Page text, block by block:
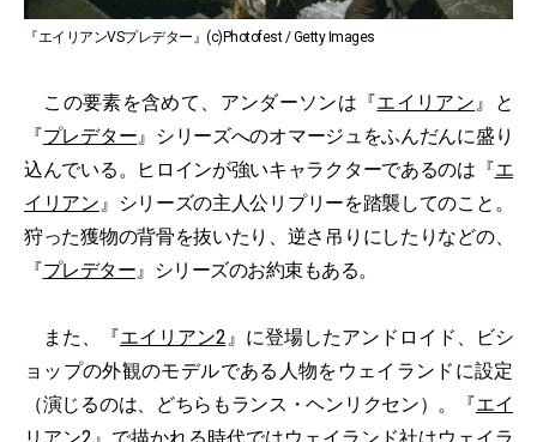
『エイリアンVSプレデター』(c)Photofest / Getty Images
この要素を含めて、アンダーソンは『エイリアン 』と
『プレデター 』シリーズへのオマージュをふんだんに盛り
込んでいる。ヒロインが強いキャラクターであるのは『エ
イリアン 』シリーズの主人公リプリーを踏襲してのこと。
狩った獲物の背骨を抜いたり、逆さ吊りにしたりなどの、
『プレデター 』シリーズのお約束もある。
また、『エイリアン2 』に登場したアンドロイド、ビシ
ョップの外観のモデルである人物をウェイランドに設定
（演じるのは、どちらもランス・ヘンリクセン）。『エイ
リアン2 』で描かれる時代ではウェイランド社はウェイラ